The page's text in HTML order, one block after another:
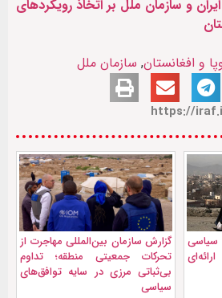
و سازمان ملل بر اتخاذ رویکردهای
و افغانستان, سازمان ملل
سیاسی
گزارش سازمان بین‌المللی مهاجرت از
تحرکات جمعیتی منطقه؛ تداوم
بی‌ثباتی مرزی در سایه توافق‌های
سیاسی